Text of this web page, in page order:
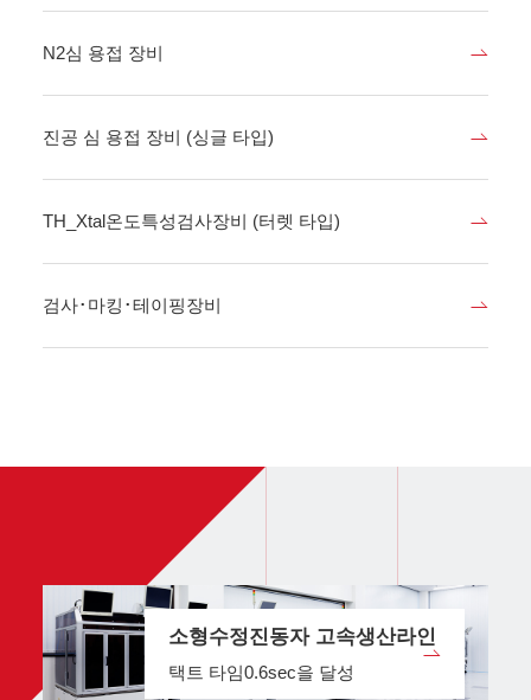
N2심 용접 장비
진공 심 용접 장비 (싱글 타입)
TH_Xtal온도특성검사장비 (터렛 타입)
검사･마킹･테이핑장비
소형수정진동자 고속생산라인
택트 타임0.6sec을 달성